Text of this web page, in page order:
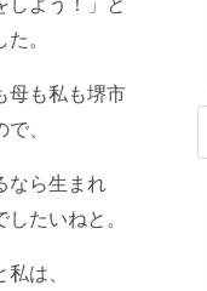
。
母も私も堺市
、
なら生まれ
たいねと。
は、